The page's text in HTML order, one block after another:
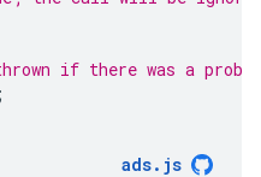
if there was a
ads. js